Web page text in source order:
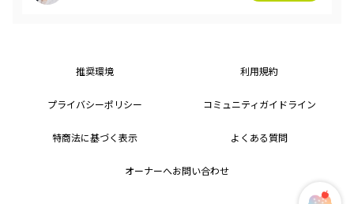
推奨環境 利用規約
プライバシーポリシー コミュニティガイドライン
特商法に基づく表示 よくある質問
オーナーへお問い合わせ